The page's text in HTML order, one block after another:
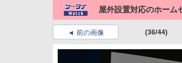
屋外設置対応のホーム
前の画像 (36/44)